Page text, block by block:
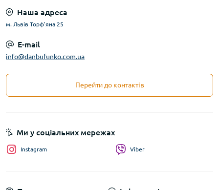
Наша адреса
м. Львів Торф'яна 25
E-mail
info@danbufunko.com.ua
Перейти до контактів
Ми у соціальних мережах
Instagram Viber